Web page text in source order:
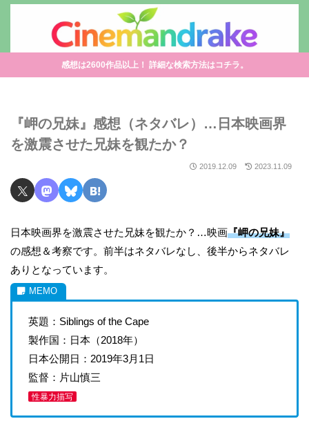
感想は2600作品以上！ 詳細な検索方法はコチラ。
『岬の兄妹』感想（ネタバレ）…日本映画界
を激震させた兄妹を観たか？
2019.12.09 2023.11.09
日本映画界を激震させた兄妹を観たか？…映画『岬の兄妹』
の感想＆考察です。前半はネタバレなし、後半からネタバレ
ありとなっています。
英題：Siblings of the Cape
製作国：日本（2018年）
日本公開日：2019年3月1日
監督：片山慎三
性暴力描写